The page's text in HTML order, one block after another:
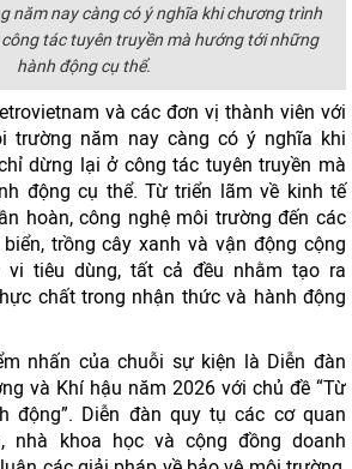
năm nay càng có ý nghĩa khi chương trình
tác tuyên truyền mà hướng tới những
hành động cụ thể.
và các đơn vị thành viên với
trường năm nay càng có ý nghĩa khi
dừng lại ở công tác tuyên truyền mà
động cụ thể. Từ triển lãm về kinh tế
hoàn, công nghệ môi trường đến các
trồng cây xanh và vận động cộng
vi tiêu dùng, tất cả đều nhằm tạo ra
chất trong nhận thức và hành động
nhấn của chuỗi sự kiện là Diễn đàn
và Khí hậu năm 2026 với chủ đề “Từ
động”. Diễn đàn quy tụ các cơ quan
nhà khoa học và cộng đồng doanh